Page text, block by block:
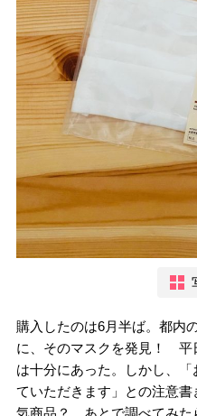
購入したのは6月半ば。都内
に、そのマスクを発見！ 平
は十分にあった。しかし、
ていただきます」との注意